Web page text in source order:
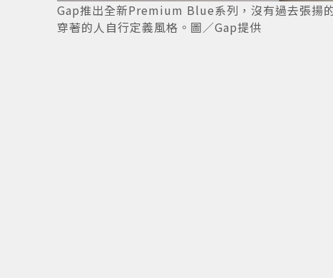
Gap推出全新Premium Blue系列，沒有過去張揚
穿著的人自行定義風格。圖／Gap提供